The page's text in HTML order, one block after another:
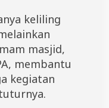
keliling
masjid,
membantu
kegiatan